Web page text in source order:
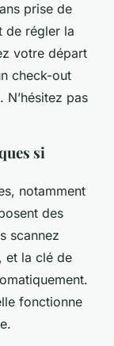
prise de
de régler la
votre départ
check-out
pas
si
notamment
des
scannez
et la clé de
fonctionne